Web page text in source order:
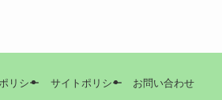
リシー サイトポリシー お問い合わせ